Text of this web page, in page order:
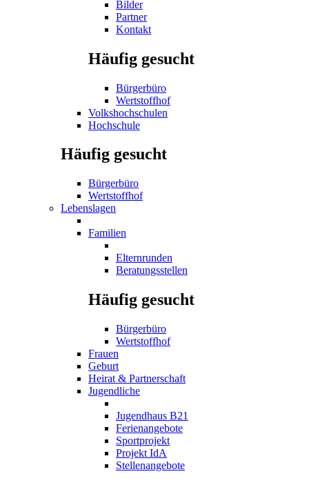
Bilder
Partner
Kontakt
Häufig gesucht
Bürgerbüro
Wertstoffhof
Volkshochschulen
Hochschule
Häufig gesucht
Bürgerbüro
Wertstoffhof
Lebenslagen
Familien
Elternrunden
Beratungsstellen
Häufig gesucht
Bürgerbüro
Wertstoffhof
Frauen
Geburt
Heirat & Partnerschaft
Jugendliche
Jugendhaus B21
Ferienangebote
Sportprojekt
Projekt IdA
Stellenangebote